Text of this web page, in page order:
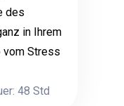
des
in Ihrem
vom Stress
48 Std